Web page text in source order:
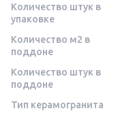
Количество штук в
упаковке
Количество м2 в
поддоне
Количество штук в
поддоне
Тип керамогранита